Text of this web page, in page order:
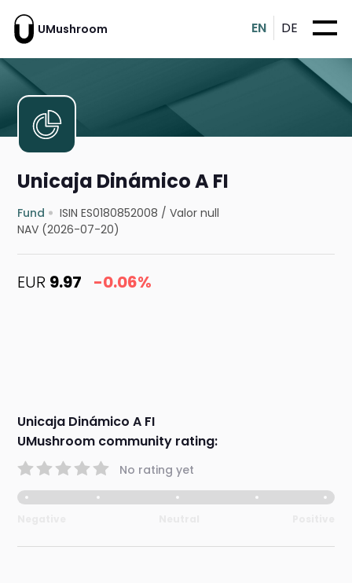
UMushroom EN DE
Unicaja Dinámico A FI
Fund ISIN ES0180852008 /Valor null
NAV (2026-07-20)
EUR 9.97 -0.06%
Unicaja Dinámico A FI
UMushroom community rating:
No rating yet